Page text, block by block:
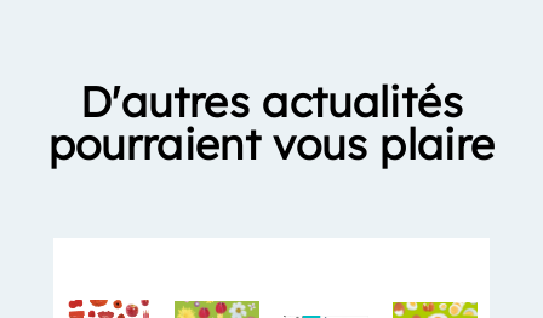
D'autres actualités
pourraient vous plaire